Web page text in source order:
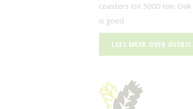
coasters tot 5000 ton.
is goed.
LEES MEER OVER